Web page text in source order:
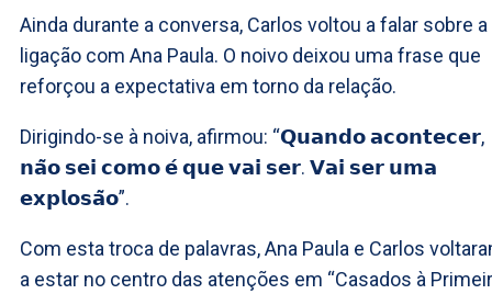
Ainda durante a conversa, Carlos voltou a falar sobre a
ligação com Ana Paula. O noivo deixou uma frase que
reforçou a expectativa em torno da relação.
Dirigindo-se à noiva, afirmou: “𝗤𝘂𝗮𝗻𝗱𝗼 𝗮𝗰𝗼𝗻𝘁𝗲𝗰𝗲𝗿,
𝗻𝗮̃𝗼 𝘀𝗲𝗶 𝗰𝗼𝗺𝗼 𝗲́ 𝗾𝘂𝗲 𝘃𝗮𝗶 𝘀𝗲𝗿. 𝗩𝗮𝗶 𝘀𝗲𝗿 𝘂𝗺𝗮
𝗲𝘅𝗽𝗹𝗼𝘀𝗮̃𝗼”.
Com esta troca de palavras, Ana Paula e Carlos
a estar no centro das atenções em “Casados à